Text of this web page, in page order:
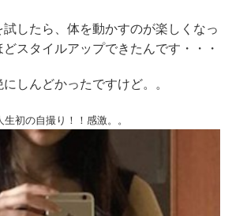
したら、体を動かすのが楽しくなっ
スタイルアップできたんです・・・
しんどかったですけど。。
生初の自撮り！！感激。。